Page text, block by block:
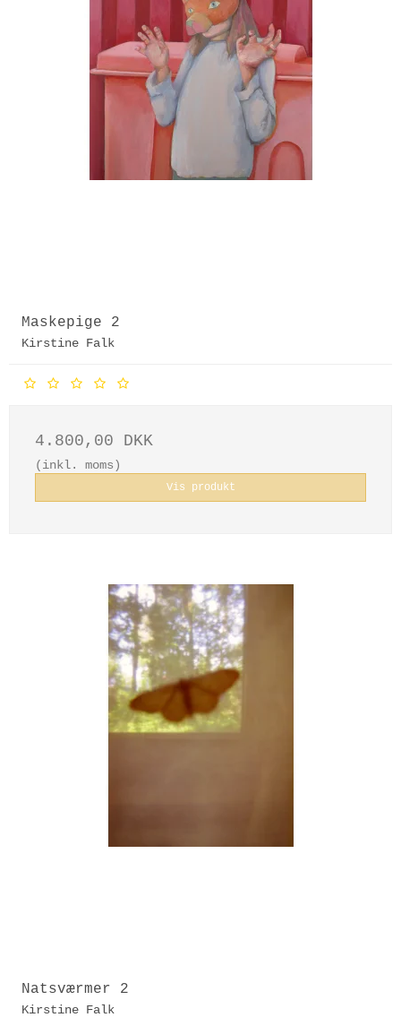
Maskepige 2
Kirstine Falk
4.800,00 DKK
(inkl. moms)
Vis produkt
Natsværmer 2
Kirstine Falk